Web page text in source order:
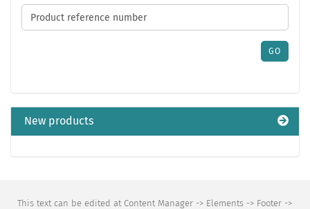
THE
PRODUCT
REFERENCE
GO
New products
This text can be edited at Content Manager -> Elements -> Footer ->